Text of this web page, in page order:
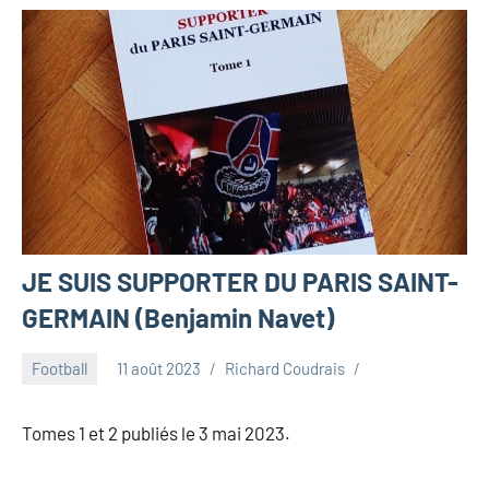
JE SUIS SUPPORTER DU PARIS SAINT-
GERMAIN (Benjamin Navet)
Football 11 août 2023 Richard Coudrais
Tomes 1 et 2 publiés le 3 mai 2023.